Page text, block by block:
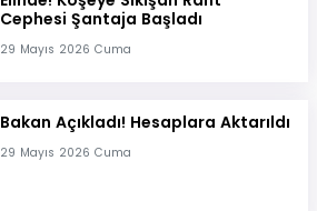
Cephesi Şantaja Başladı
29 Mayıs 2026 Cuma
Bakan Açıkladı! Hesaplara Aktarıldı
29 Mayıs 2026 Cuma